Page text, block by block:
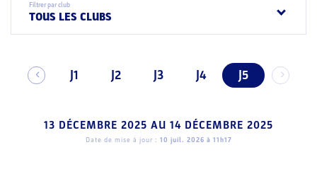
Filtrer par club
TOUS LES CLUBS
J1 J2 J3 J4 J5
13 DÉCEMBRE 2025 AU 14 DÉCEMBRE 2025
Date de mise à jour : 10 juil. 2026 à 11h17